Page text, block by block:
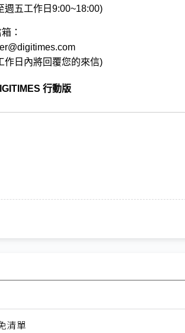
週五工作日9:00~18:00)
：
作日內將回覆您的來信)
行動版
清單